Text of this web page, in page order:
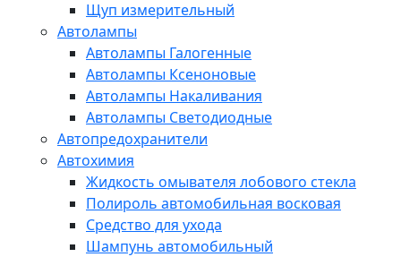
Щуп измерительный
Автолампы
Автолампы Галогенные
Автолампы Ксеноновые
Автолампы Накаливания
Автолампы Светодиодные
Автопредохранители
Автохимия
Жидкость омывателя лобового стекла
Полироль автомобильная восковая
Средство для ухода
Шампунь автомобильный